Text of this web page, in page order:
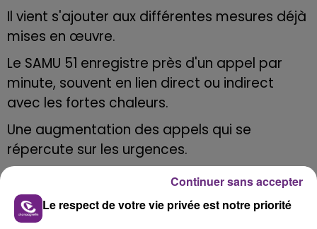
Il vient s'ajouter aux différentes mesures déjà
mises en œuvre.
Le SAMU 51 enregistre près d'un appel par
minute, souvent en lien direct ou indirect
avec les fortes chaleurs.
Une augmentation des appels qui se
répercute sur les urgences.
Le respect de votre vie privée est notre priorité
Continuer sans accepter